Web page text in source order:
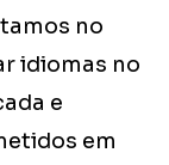
no
idiomas no
e
em